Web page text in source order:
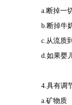
a.断掉一
b.断掉牛奶
c.从流质到
d.如果婴儿
4.具有调节
a.矿物质